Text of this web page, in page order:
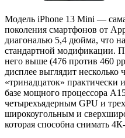
Модель iPhone 13 Mini —
поколения смартфонов от
диагональю 5,4 дюйма, что
стандартной модификации.
него выше (476 против 460
дисплее выглядит несколько
«тринадцаток» практически
базе мощного процессора
четырехъядерным GPU и
широкоугольным и
которая способна снимать